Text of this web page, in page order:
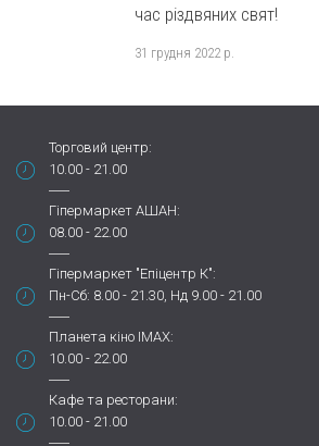
час різдвяних свят!
31 грудня 2022 р.
Торговий центр:
10.00 - 21.00
Гіпермаркет АШАН:
08.00 - 22.00
Гіпермаркет "Епіцентр К":
Пн-Сб: 8.00 - 21.30, Нд 9.00 - 21.00
Планета кіно IMAX:
10.00 - 22.00
Кафе та ресторани:
10.00 - 21.00